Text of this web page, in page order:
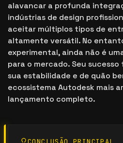
alavancar a profunda
indústrias de design
aceitar múltiplos tipos de
altamente versátil. No
experimental, ainda não é
para o mercado. Seu
sua estabilidade e de quão
ecossistema Autodesk mais
lançamento completo.